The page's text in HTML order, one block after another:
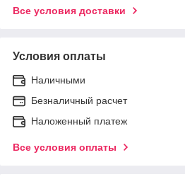
Все условия доставки
Условия оплаты
Наличными
Безналичный расчет
Наложенный платеж
Все условия оплаты